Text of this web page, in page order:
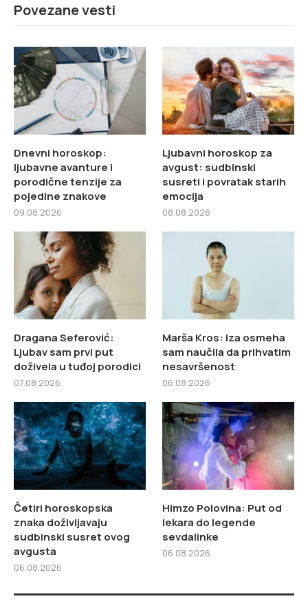
Povezane vesti
Dnevni horoskop:
ljubavne avanture i
porodične tenzije za
pojedine znakove
09.08.2026
Ljubavni horoskop za
avgust: sudbinski
susreti i povratak starih
emocija
08.08.2026
Dragana Seferović:
Ljubav sam prvi put
doživela u tuđoj porodici
07.08.2026
Marša Kros: Iza osmeha
sam naučila da prihvatim
nesavršenost
06.08.2026
Četiri horoskopska
znaka doživljavaju
sudbinski susret ovog
avgusta
06.08.2026
Himzo Polovina: Put od
lekara do legende
sevdalinke
06.08.2026